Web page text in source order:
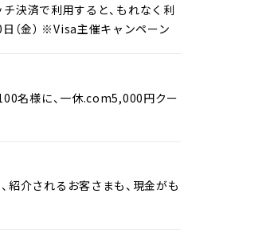
決済で利用すると、もれなく利
（金） ※Visa主催キャンペーン
名様に、一休.com5,000円クー
紹介されるお客さまも、現金がも